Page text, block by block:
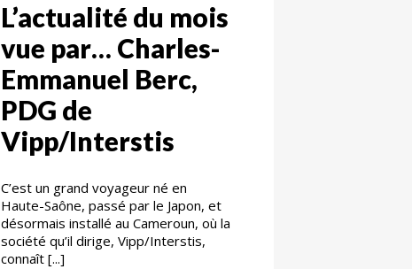
L’actualité du mois
vue par… Charles-
Emmanuel Berc,
PDG de
Vipp/Interstis
C’est un grand voyageur né en
Haute-Saône, passé par le Japon, et
désormais installé au Cameroun, où la
société qu’il dirige, Vipp/Interstis,
connaît [...]